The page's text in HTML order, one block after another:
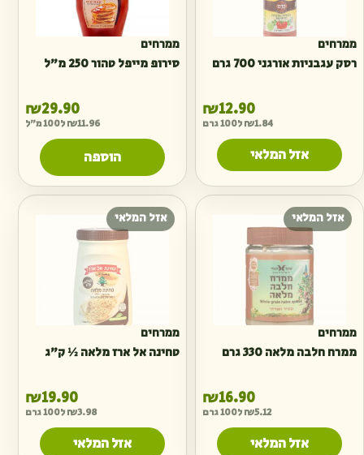
ממרחים
רסק עגבניות אורגני 700 גרם
₪12.90
₪1.84 ל100 גרם
אזל המלאי
ממרחים
סירופ מייפל טהור 250 מ״ל
₪29.90
₪11.96 ל100 מ"ל
הוספה
אזל המלאי
ממרחים
ממרח חלבה מלאה 330 גרם
₪16.90
₪5.12 ל100 גרם
אזל המלאי
אזל המלאי
ממרחים
טחינה אל ארז מלאה ½ ק״ג
₪19.90
₪3.98 ל100 גרם
אזל המלאי